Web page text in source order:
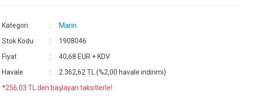
Kategori
Marin
Stok Kodu
1908046
Fiyat
40,68 EUR + KDV
Havale
2.362,62 TL (%2,00 havale indirimi)
*256,03 TL den başlayan taksitlerle!